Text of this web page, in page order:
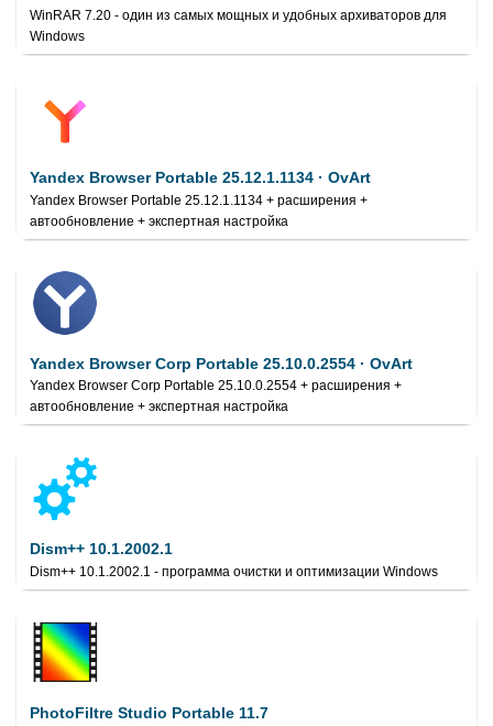
WinRAR 7.20 - один из самых мощных и удобных архиваторов для
Windows
Yandex Browser Portable 25.12.1.1134 · OvArt
Yandex Browser Portable 25.12.1.1134 + расширения +
автообновление + экспертная настройка
Yandex Browser Corp Portable 25.10.0.2554 · OvArt
Yandex Browser Corp Portable 25.10.0.2554 + расширения +
автообновление + экспертная настройка
Dism++ 10.1.2002.1
Dism++ 10.1.2002.1 - программа очистки и оптимизации Windows
PhotoFiltre Studio Portable 11.7